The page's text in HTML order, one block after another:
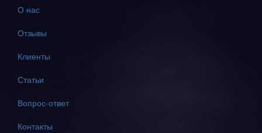
О нас
Отзывы
Клиенты
Статьи
Вопрос-ответ
Контакты